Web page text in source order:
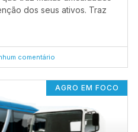
dos seus ativos. Traz
comentário
AGRO EM FOCO